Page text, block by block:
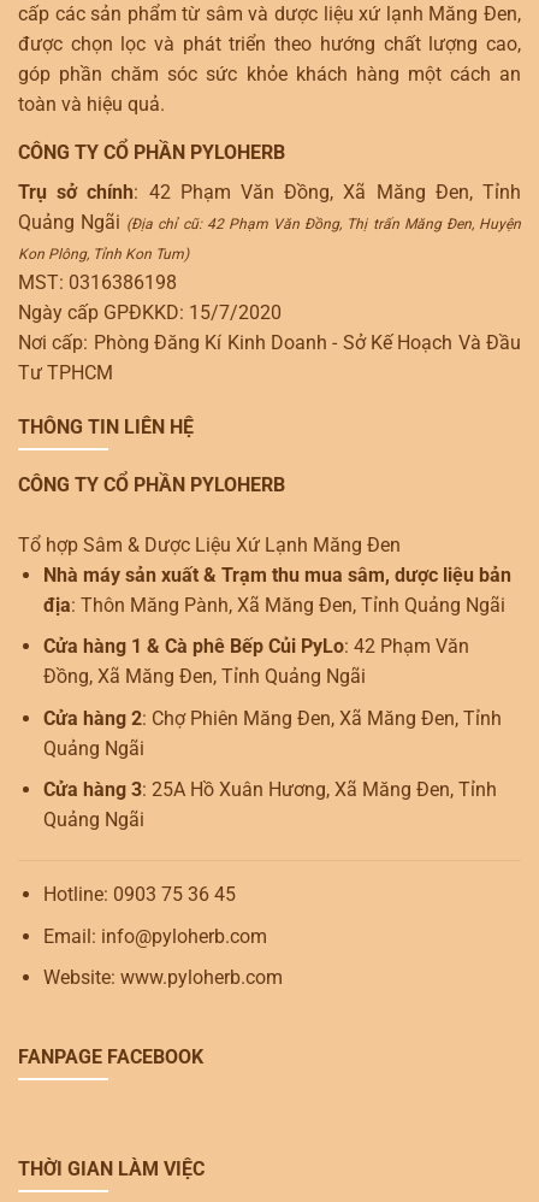
cấp các sản phẩm từ sâm và dược liệu xứ lạnh Măng Đen,
được chọn lọc và phát triển theo hướng chất lượng cao,
góp phần chăm sóc sức khỏe khách hàng một cách an
toàn và hiệu quả.
CÔNG TY CỔ PHẦN PYLOHERB
Trụ sở chính: 42 Phạm Văn Đồng, Xã Măng Đen, Tỉnh
Quảng Ngãi (Địa chỉ cũ: 42 Phạm Văn Đồng, Thị trấn Măng Đen, Huyện
Kon Plông, Tỉnh Kon Tum)
MST: 0316386198
Ngày cấp GPĐKKD: 15/7/2020
Nơi cấp: Phòng Đăng Kí Kinh Doanh - Sở Kế Hoạch Và Đầu
Tư TPHCM
THÔNG TIN LIÊN HỆ
CÔNG TY CỔ PHẦN PYLOHERB
Tổ hợp Sâm & Dược Liệu Xứ Lạnh Măng Đen
Nhà máy sản xuất & Trạm thu mua sâm, dược liệu bản
địa: Thôn Măng Pành, Xã Măng Đen, Tỉnh Quảng Ngãi
Cửa hàng 1 & Cà phê Bếp Củi PyLo: 42 Phạm Văn
Đồng, Xã Măng Đen, Tỉnh Quảng Ngãi
Cửa hàng 2: Chợ Phiên Măng Đen, Xã Măng Đen, Tỉnh
Quảng Ngãi
Cửa hàng 3: 25A Hồ Xuân Hương, Xã Măng Đen, Tỉnh
Quảng Ngãi
Hotline: 0903 75 36 45
Email: info@pyloherb.com
Website: www.pyloherb.com
FANPAGE FACEBOOK
THỜI GIAN LÀM VIỆC